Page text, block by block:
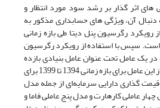
های اثر گذار بر رشد سود مورد انتظار و
آن، ویژگی های حسابداری مذکور به
رویکرد رگرسیون پنل دیتا طی بازه زمانی
شده‌ است. سپس با استفاده از رویکرد رگرسیون
یک عامل تحت عنوان عامل بنیادی بازده
مورد انتظار خلاصه شده و از این عامل برای بازه زمانی 1394 تا 1399 برای
گذاری دارایی سرمایه‌ای از جمله مدل
عاملی کارهارت و مدل پنج عاملی فاما و